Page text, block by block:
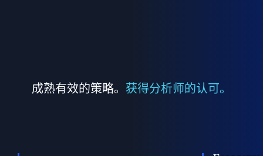
成熟有效的策略。 获得分析师的认可。